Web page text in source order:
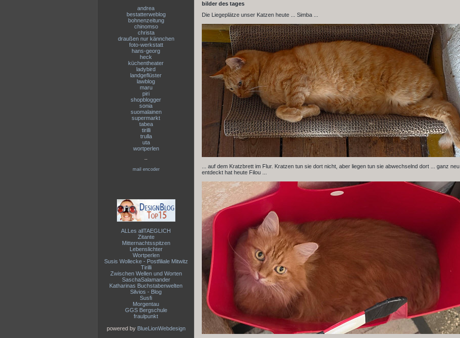
andrea
bestatterweblog
bohnenzeitung
chinomso
christa
draußen nur kännchen
foto-werkstatt
hans-georg
heck
küchentheater
ladybird
landgeflüster
lawblog
maru
piri
shopblogger
sonia
suomalainen
supermarkt
tabea
tirilli
trulla
uta
wortperlen
--
mail encoder
ALLes allTAEGLICH
Zitante
Mitternachtsspitzen
Lebenslichter
Wortperlen
Susis Wollecke - Postfiliale Mitwitz
Tirilli
Zwischen Wellen und Worten
SaschaSalamander
Katharinas Buchstabenwelten
Silvios - Blog
Susfi
Morgentau
GGS Bergschule
fraulpunkt
powered by BlueLionWebdesign
bilder des tages
Die Liegeplätze unser Katzen heute ... Simba ...
... auf dem Kratzbrett im Flur. Kratzen tun sie dort nicht, aber liegen tun sie abwechselnd dort ... ganz neu
entdeckt hat heute Filou ...